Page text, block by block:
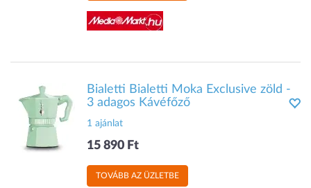
Bialetti Bialetti Moka Exclusive zöld -
3 adagos Kávéfőző
1 ajánlat
15 890 Ft
TOVÁBB AZ ÜZLETBE